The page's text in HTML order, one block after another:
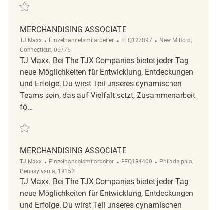
Retten Merchandising Associate REQ142314
MERCHANDISING ASSOCIATE
TJ Maxx Kategorie
Einzelhandelsmitarbeiter ReqId
REQ127897 Ort
New Milford,
Connecticut, 06776
TJ Maxx. Bei The TJX Companies bietet jeder Tag
neue Möglichkeiten für Entwicklung, Entdeckungen
und Erfolge. Du wirst Teil unseres dynamischen
Teams sein, das auf Vielfalt setzt, Zusammenarbeit
fö...
Retten Merchandising Associate REQ127897
MERCHANDISING ASSOCIATE
TJ Maxx Kategorie
Einzelhandelsmitarbeiter ReqId
REQ134400 Ort
Philadelphia,
Pennsylvania, 19152
TJ Maxx. Bei The TJX Companies bietet jeder Tag
neue Möglichkeiten für Entwicklung, Entdeckungen
und Erfolge. Du wirst Teil unseres dynamischen